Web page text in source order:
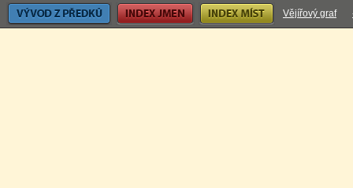
Vývod z předků Index jmen Index míst Vějířový graf